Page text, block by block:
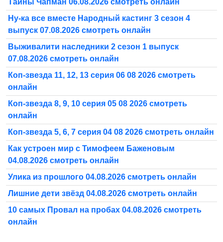
Тайны Чапман 06.08.2026 смотреть онлайн
Ну-ка все вместе Народный кастинг 3 сезон 4
выпуск 07.08.2026 смотреть онлайн
Выживалити наследники 2 сезон 1 выпуск
07.08.2026 смотреть онлайн
Коп-звезда 11, 12, 13 серия 06 08 2026 смотреть
онлайн
Коп-звезда 8, 9, 10 серия 05 08 2026 смотреть
онлайн
Коп-звезда 5, 6, 7 серия 04 08 2026 смотреть онлайн
Как устроен мир с Тимофеем Баженовым
04.08.2026 смотреть онлайн
Улика из прошлого 04.08.2026 смотреть онлайн
Лишние дети звёзд 04.08.2026 смотреть онлайн
10 самых Провал на пробах 04.08.2026 смотреть
онлайн